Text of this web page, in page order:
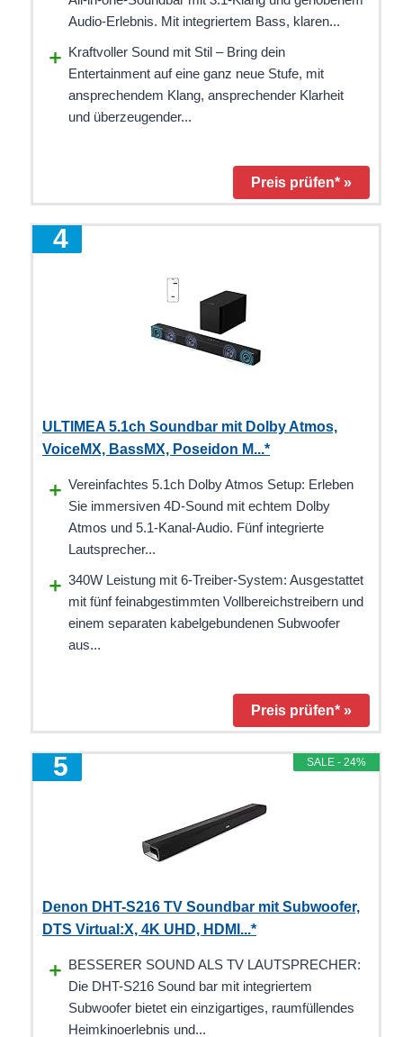
Audio-Erlebnis. Mit integriertem Bass, klaren...
Kraftvoller Sound mit Stil – Bring dein
Entertainment auf eine ganz neue Stufe, mit
ansprechendem Klang, ansprechender Klarheit
und überzeugender...
Preis prüfen* »
ULTIMEA 5.1ch Soundbar mit Dolby Atmos,
VoiceMX, BassMX, Poseidon M...*
Vereinfachtes 5.1ch Dolby Atmos Setup: Erleben
Sie immersiven 4D-Sound mit echtem Dolby
Atmos und 5.1-Kanal-Audio. Fünf integrierte
Lautsprecher...
340W Leistung mit 6-Treiber-System: Ausgestattet
mit fünf feinabgestimmten Vollbereichstreibern und
einem separaten kabelgebundenen Subwoofer
aus...
Preis prüfen* »
SALE - 24%
Denon DHT-S216 TV Soundbar mit Subwoofer,
DTS Virtual:X, 4K UHD, HDMI...*
BESSERER SOUND ALS TV LAUTSPRECHER:
Die DHT-S216 Sound bar mit integriertem
Subwoofer bietet ein einzigartiges, raumfüllendes
Heimkinoerlebnis und...